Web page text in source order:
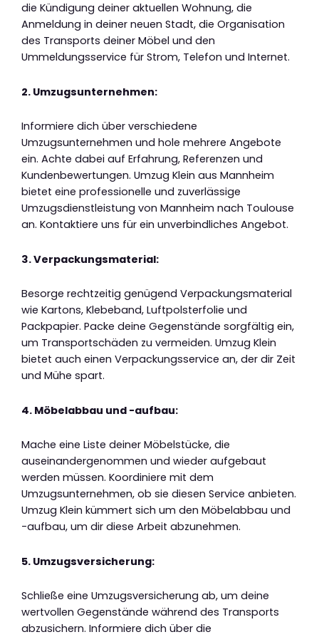
die Kündigung deiner aktuellen Wohnung, die
Anmeldung in deiner neuen Stadt, die Organisation
des Transports deiner Möbel und den
Ummeldungsservice für Strom, Telefon und Internet.
2. Umzugsunternehmen:
Informiere dich über verschiedene
Umzugsunternehmen und hole mehrere Angebote
ein. Achte dabei auf Erfahrung, Referenzen und
Kundenbewertungen. Umzug Klein aus Mannheim
bietet eine professionelle und zuverlässige
Umzugsdienstleistung von Mannheim nach Toulouse
an. Kontaktiere uns für ein unverbindliches Angebot.
3. Verpackungsmaterial:
Besorge rechtzeitig genügend Verpackungsmaterial
wie Kartons, Klebeband, Luftpolsterfolie und
Packpapier. Packe deine Gegenstände sorgfältig ein,
um Transportschäden zu vermeiden. Umzug Klein
bietet auch einen Verpackungsservice an, der dir Zeit
und Mühe spart.
4. Möbelabbau und -aufbau:
Mache eine Liste deiner Möbelstücke, die
auseinandergenommen und wieder aufgebaut
werden müssen. Koordiniere mit dem
Umzugsunternehmen, ob sie diesen Service anbieten.
Umzug Klein kümmert sich um den Möbelabbau und
-aufbau, um dir diese Arbeit abzunehmen.
5. Umzugsversicherung:
Schließe eine Umzugsversicherung ab, um deine
wertvollen Gegenstände während des Transports
abzusichern. Informiere dich über die